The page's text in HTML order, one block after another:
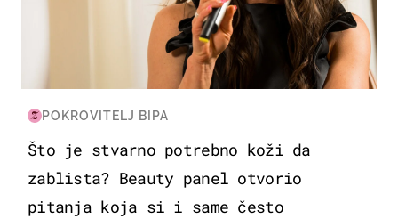
POKROVITELJ BIPA
Što je stvarno potrebno koži da
zablista? Beauty panel otvorio
pitanja koja si i same često